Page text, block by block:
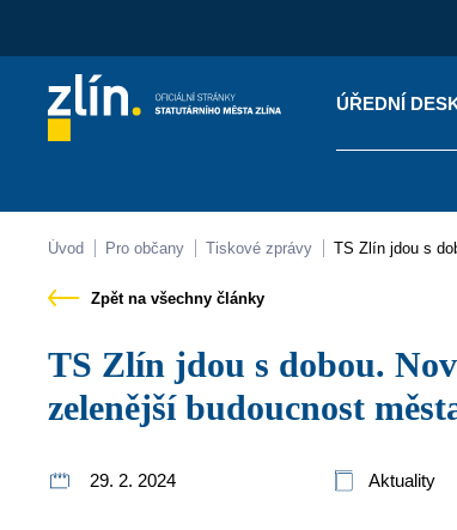
ÚŘEDNÍ
Kontakty
Úvod Pro občany Tiskové zprávy TS Zlín jdou s
Zpět na všechny články
TS Zlín jdou s dobou. Nová flotila elektromobilů slibuje
zelenější budoucnost
29. 2. 2024 Aktuality